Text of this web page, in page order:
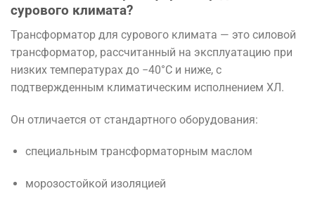
сурового климата?
Трансформатор для сурового климата — это силовой
трансформатор, рассчитанный на эксплуатацию при
низких температурах до −40°C и ниже, с
подтвержденным климатическим исполнением ХЛ.
Он отличается от стандартного оборудования:
специальным трансформаторным маслом
морозостойкой изоляцией